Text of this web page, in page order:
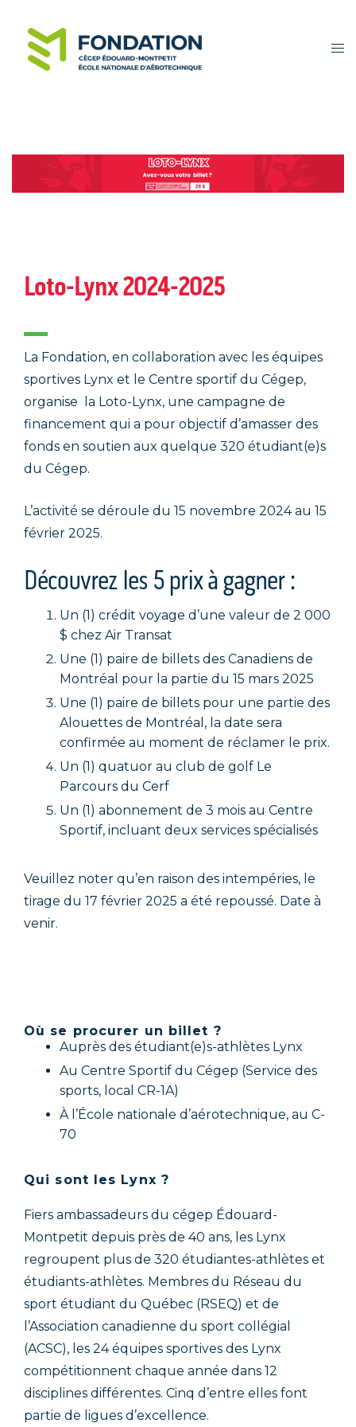
Loto-Lynx 2024-2025
La Fondation, en collaboration avec les équipes
sportives Lynx et le Centre sportif du Cégep,
organise la Loto-Lynx, une campagne de
financement qui a pour objectif d’amasser des
fonds en soutien aux quelque 320 étudiant(e)s
du Cégep.
L’activité se déroule du 15 novembre 2024 au 15
février 2025.
Découvrez les 5 prix à gagner :
Un (1) crédit voyage d’une valeur de 2 000
$ chez Air Transat
Une (1) paire de billets des Canadiens de
Montréal pour la partie du 15 mars 2025
Une (1) paire de billets pour une partie des
Alouettes de Montréal, la date sera
confirmée au moment de réclamer le prix.
Un (1) quatuor au club de golf Le
Parcours du Cerf
Un (1) abonnement de 3 mois au Centre
Sportif, incluant deux services spécialisés
Veuillez noter qu’en raison des intempéries, le
tirage du 17 février 2025 a été repoussé. Date à
venir.
Où se procurer un billet ?
Auprès des étudiant(e)s-athlètes Lynx
Au Centre Sportif du Cégep (Service des
sports, local CR-1A)
À l’École nationale d’aérotechnique, au C-
70
Qui sont les Lynx ?
Fiers ambassadeurs du cégep Édouard-
Montpetit depuis près de 40 ans, les Lynx
regroupent plus de 320 étudiantes-athlètes et
étudiants-athlètes. Membres du Réseau du
sport étudiant du Québec (RSEQ) et de
l’Association canadienne du sport collégial
(ACSC), les 24 équipes sportives des Lynx
compétitionnent chaque année dans 12
disciplines différentes. Cinq d’entre elles font
partie de ligues d’excellence.